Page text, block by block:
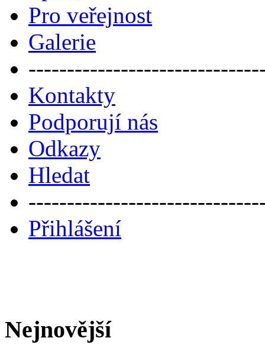
Pro veřejnost
Galerie
Kontakty
Podporují nás
Odkazy
Hledat
Přihlášení
Nejnovější